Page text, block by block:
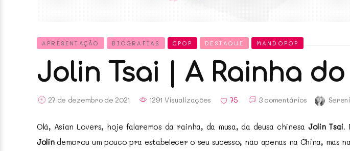
APRESENTAÇÃO BIOGRAFIAS CPOP DESTAQUE MANDOPOP
Jolin Tsai | A Rainha
27 de dezembro de 2021 1291 Visualizações 75 3 comentários
Olá, Asian Lovers, hoje falaremos da rainha, da musa, da deusa chinesa Jolin Tsai.
Jolindemorou um pouco pra estabelecer o seu sucesso, não apenas na China, mas